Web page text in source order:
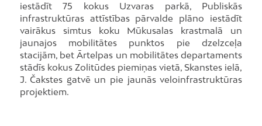
iestādīt 75 kokus Uzvaras parkā, Publiskās
infrastruktūras attīstības pārvalde plāno iestādīt
vairākus simtus koku Mūkusalas krastmalā un
jaunajos mobilitātes punktos pie dzelzceļa
stacijām, bet Ārtelpas un mobilitātes departaments
stādīs kokus Zolitūdes piemiņas vietā, Skanstes ielā,
J. Čakstes gatvē un pie jaunās veloinfrastruktūras
projektiem.